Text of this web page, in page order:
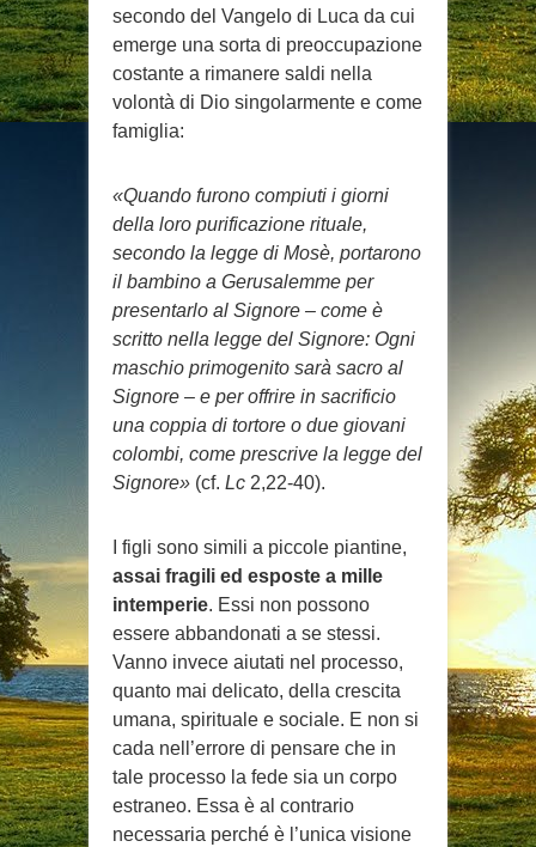
secondo del Vangelo di Luca da cui
emerge una sorta di preoccupazione
costante a rimanere saldi nella
volontà di Dio singolarmente e come
famiglia:
«Quando furono compiuti i giorni
della loro purificazione rituale,
secondo la legge di Mosè, portarono
il bambino a Gerusalemme per
presentarlo al Signore – come è
scritto nella legge del Signore: Ogni
maschio primogenito sarà sacro al
Signore – e per offrire in sacrificio
una coppia di tortore o due giovani
colombi, come prescrive la legge del
Signore» (cf. Lc 2,22-40).
I figli sono simili a piccole piantine,
assai fragili ed esposte a mille
intemperie. Essi non possono
essere abbandonati a se stessi.
Vanno invece aiutati nel processo,
quanto mai delicato, della crescita
umana, spirituale e sociale. E non si
cada nell’errore di pensare che in
tale processo la fede sia un corpo
estraneo. Essa è al contrario
necessaria perché è l’unica visione